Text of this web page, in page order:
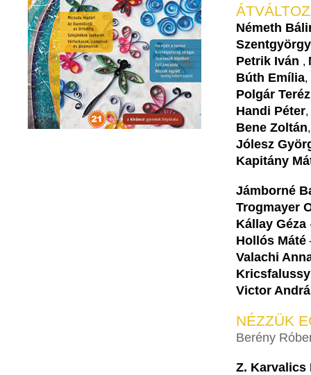
Németh
Petrik Iván ,
Búth Emília,
Polgár
Handi Péter,
Bene Zoltán
Jólesz
Kapitány
Jámborné
Trogmayer
Kállay Géza
Hollós Máté
Valachi
Victor
NÉZZÜK
Berény
Z.